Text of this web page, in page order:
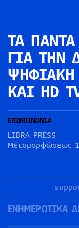
ΤΑ ΠΑΝΤΑ
ΓΙΑ ΤΗΝ
ΨΗΦΙΑΚΗ
ΚΑΙ HD
ΕΠΙΚΟΙΝΩΝΙΑ
LIBRA PRESS
Μεταμορφώσεως
ΕΝΗΜΕΡΩΤΙΚΑ